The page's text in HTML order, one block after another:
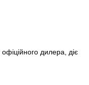
дилера, діє